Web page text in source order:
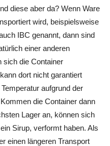
diese aber da? Wenn Ware
wird, beispielsweise
IBC genannt, dann sind
einer anderen
sich die Container
dort nicht garantiert
aufgrund der
die Container dann
Lager an, können sich
Sirup, verformt haben. Als
einen längeren Transport